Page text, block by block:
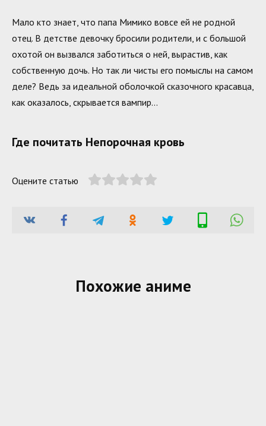
Мало кто знает, что папа Мимико вовсе ей не родной
отец. В детстве девочку бросили родители, и с большой
охотой он вызвался заботиться о ней, вырастив, как
собственную дочь. Но так ли чисты его помыслы на самом
деле? Ведь за идеальной оболочкой сказочного красавца,
как оказалось, скрывается вампир…
Где почитать Непорочная кровь
Оцените статью
Похожие аниме